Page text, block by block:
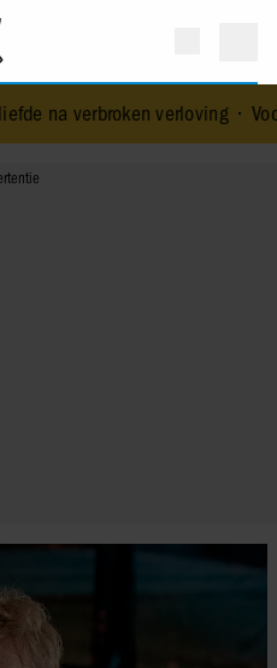
verloving•Voormalig prins